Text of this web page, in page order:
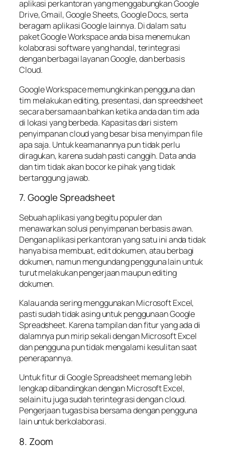
aplikasi perkantoran yang menggabungkan Google
Drive, Gmail, Google Sheets, Google Docs, serta
beragam aplikasi Google lainnya. Di dalam satu
paket Google Workspace anda bisa menemukan
kolaborasi software yang handal, terintegrasi
dengan berbagai layanan Google, dan berbasis
Cloud.
Google Workspace memungkinkan pengguna dan
tim melakukan editing, presentasi, dan spreedsheet
secara bersamaan bahkan ketika anda dan tim ada
di lokasi yang berbeda. Kapasitas dari sistem
penyimpanan cloud yang besar bisa menyimpan file
apa saja. Untuk keamanannya pun tidak perlu
diragukan, karena sudah pasti canggih. Data anda
dan tim tidak akan bocor ke pihak yang tidak
bertanggung jawab.
7. Google Spreadsheet
Sebuah aplikasi yang begitu populer dan
menawarkan solusi penyimpanan berbasis awan.
Dengan aplikasi perkantoran yang satu ini anda tidak
hanya bisa membuat, edit dokumen, atau berbagi
dokumen, namun mengundang pengguna lain untuk
turut melakukan pengerjaan maupun editing
dokumen.
Kalau anda sering menggunakan Microsoft Excel,
pasti sudah tidak asing untuk penggunaan Google
Spreadsheet. Karena tampilan dan fitur yang ada di
dalamnya pun mirip sekali dengan Microsoft Excel
dan pengguna pun tidak mengalami kesulitan saat
penerapannya.
Untuk fitur di Google Spreadsheet memang lebih
lengkap dibandingkan dengan Microsoft Excel,
selain itu juga sudah terintegrasi dengan cloud.
Pengerjaan tugas bisa bersama dengan pengguna
lain untuk berkolaborasi.
8. Zoom